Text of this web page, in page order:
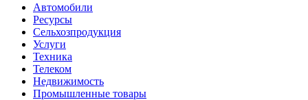
Автомобили
Ресурсы
Сельхозпродукция
Услуги
Техника
Телеком
Недвижимость
Промышленные товары